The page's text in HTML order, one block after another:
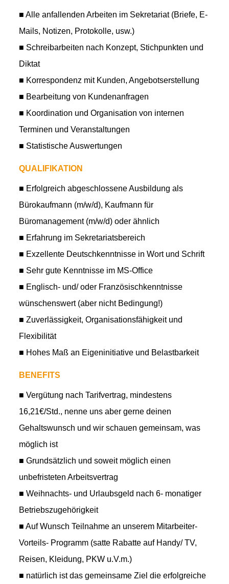
■ Alle anfallenden Arbeiten im Sekretariat (Briefe, E-
Mails, Notizen, Protokolle, usw.)
■ Schreibarbeiten nach Konzept, Stichpunkten und
Diktat
■ Korrespondenz mit Kunden, Angebotserstellung
■ Bearbeitung von Kundenanfragen
■ Koordination und Organisation von internen
Terminen und Veranstaltungen
■ Statistische Auswertungen
QUALIFIKATION
■ Erfolgreich abgeschlossene Ausbildung als
Bürokaufmann (m/w/d), Kaufmann für
Büromanagement (m/w/d) oder ähnlich
■ Erfahrung im Sekretariatsbereich
■ Exzellente Deutschkenntnisse in Wort und Schrift
■ Sehr gute Kenntnisse im MS-Office
■ Englisch- und/ oder Französischkenntnisse
wünschenswert (aber nicht Bedingung!)
■ Zuverlässigkeit, Organisationsfähigkeit und
Flexibilität
■ Hohes Maß an Eigeninitiative und Belastbarkeit
BENEFITS
■ Vergütung nach Tarifvertrag, mindestens
16,21€/Std., nenne uns aber gerne deinen
Gehaltswunsch und wir schauen gemeinsam, was
möglich ist
■ Grundsätzlich und soweit möglich einen
unbefristeten Arbeitsvertrag
■ Weihnachts- und Urlaubsgeld nach 6- monatiger
Betriebszugehörigkeit
■ Auf Wunsch Teilnahme an unserem Mitarbeiter-
Vorteils- Programm (satte Rabatte auf Handy/ TV,
Reisen, Kleidung, PKW u.V.m.)
■ natürlich ist das gemeinsame Ziel die erfolgreiche